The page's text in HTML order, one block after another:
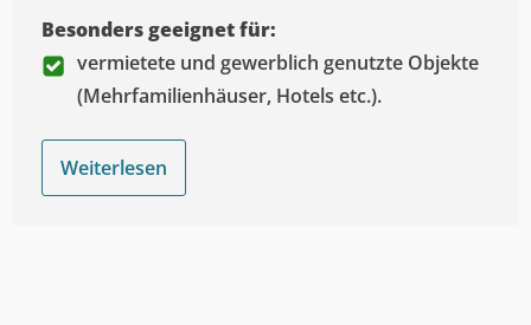
Besonders geeignet für:
vermietete und gewerblich genutzte Objekte
(Mehrfamilienhäuser, Hotels etc.).
Weiterlesen